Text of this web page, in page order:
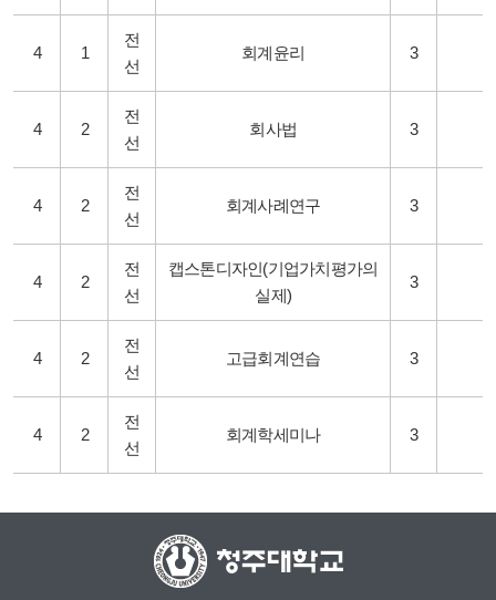
4 1
전
선
회계윤리 3
4 2
전
선
회사법 3
4 2
전
선
회계사례연구 3
4 2
전
선
캡스톤디자인(기업가치평가의
실제)
3
4 2
전
선
고급회계연습 3
4 2
전
선
회계학세미나 3